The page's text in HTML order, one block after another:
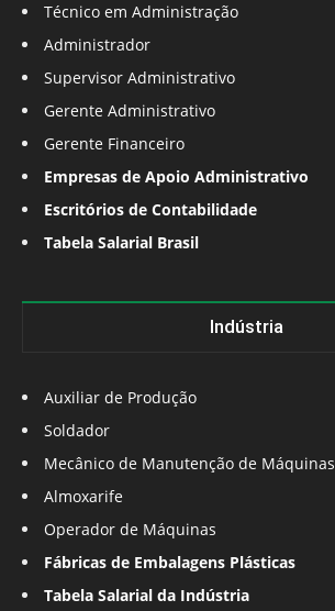
Técnico em Administração
Administrador
Supervisor Administrativo
Gerente Administrativo
Gerente Financeiro
Empresas de Apoio Administrativo
Escritórios de Contabilidade
Tabela Salarial Brasil
Indústria
Auxiliar de Produção
Soldador
Mecânico de Manutenção de Máquinas
Almoxarife
Operador de Máquinas
Fábricas de Embalagens Plásticas
Tabela Salarial da Indústria